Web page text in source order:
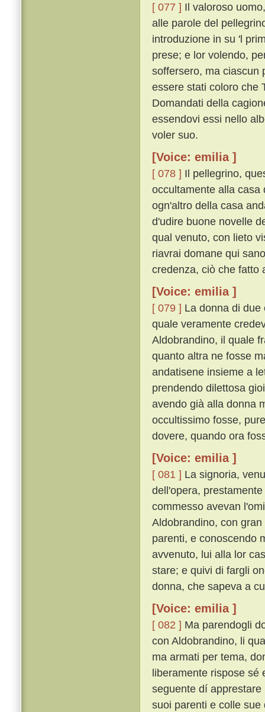
[ 077 ] Il valoroso
alle parole del
introduzione in su 'l
prese; e lor volendo,
soffersero, ma ciascun
essere stati coloro che
Domandati della
essendovi essi nello
voler suo.
[Voice: emilia ]
[ 078 ] Il pellegrino,
occultamente alla casa
ogn'altro della casa
d'udire buone novelle
qual venuto, con lieto
riavrai domane qui
credenza, ciò che fatto
[Voice: emilia ]
[ 079 ] La donna di
quale veramente
Aldobrandino, il quale
quanto altra ne fosse
andatisene insieme a
prendendo dilettosa
avendo già alla donna
occultissimo fosse,
dovere, quando ora
[Voice: emilia ]
[ 081 ] La signoria,
dell'opera,
commesso avevan
Aldobrandino, con
parenti, e conoscendo
avvenuto, lui alla lor
stare; e quivi di fargli
donna, che sapeva a
[Voice: emilia ]
[ 082 ] Ma parendogli
con Aldobrandino, li
ma armati per tema,
liberamente rispose
seguente dí
suoi parenti e colle